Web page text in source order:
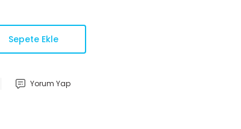
Sepete Ekle
Yorum Yap